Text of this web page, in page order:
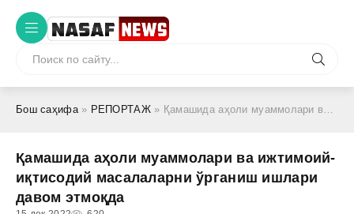
Бош саҳифа» РЕПОРТАЖ» Қамашида аҳоли муаммолари ва ижтимоий-иқтисодий масалаларни ўрганиш ишлари давом этмоқда
Қамашида аҳоли муаммолари ва ижтимоий-
иқтисодий масалаларни ўрганиш ишлари
давом этмоқда